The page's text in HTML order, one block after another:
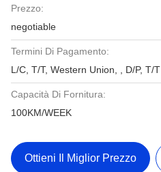
Prezzo:
negotiable
Termini Di Pagamento:
L/C, T/T, Western Union, , D/P, T/T
Capacità Di Fornitura:
100KM/WEEK
Ottieni Il Miglior Prezzo